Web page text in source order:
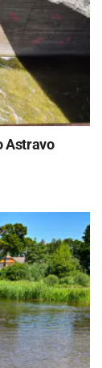
Astravo